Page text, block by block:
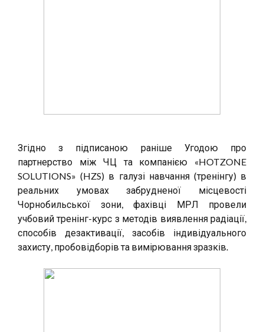
Згідно з підписаною раніше Угодою про
партнерство між ЧЦ та компанією «HOTZONE
SOLUTIONS» (HZS) в галузі навчання (тренінгу) в
реальних умовах забрудненої місцевості
Чорнобильської зони, фахівці МРЛ провели
учбовий тренінг-курс з методів виявлення радіації,
способів дезактивації, засобів індивідуального
захисту, пробовідборів та вимірювання зразків.